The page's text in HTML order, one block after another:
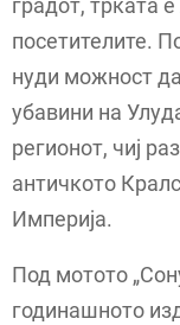
градот, трката
посетителите.
нуди можност
убавини на
регионот, чиј
античкото
Империја.
Под мотото
годинашното